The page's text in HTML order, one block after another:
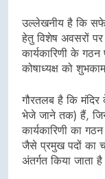
उल्लेखनीय है कि
हेतु विशेष अवसरों
कार्यकारिणी के
कोषाध्यक्ष को
गौरतलब है कि
भेजे जाने तक) हैं,
कार्यकारिणी का
जैसे प्रमुख पदों का
अंतर्गत किया जाता